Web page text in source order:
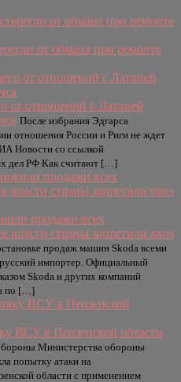
от обмана при ремонте
отношений с Латвией
После избрания Эдгарса
отношения России и Риги не ждет
Новости со ссылкой
дел РФ Как считают […]
продажи всех
власти страны запретили ввоз
продаж машин Skoda всеми
импортер. Официальный
Skoda и других компаний
по […]
ВСУ в Пензенской области
Министерства обороны
попытку атаки на
области с применением